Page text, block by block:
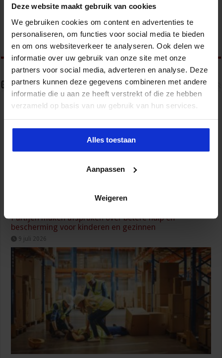
Deze website maakt gebruik van cookies
We gebruiken cookies om content en advertenties te
personaliseren, om functies voor social media te bieden
en om ons websiteverkeer te analyseren. Ook delen we
informatie over uw gebruik van onze site met onze
partners voor social media, adverteren en analyse. Deze
partners kunnen deze gegevens combineren met andere
informatie die u aan ze heeft verstrekt of die ze hebben
verzameld op basis van uw gebruik van hun services.
Alles toestaan
Aanpassen
Weigeren
Het Studiecentrum voor Bedrijf en Overheid (SBO)
congressen over o.a. onderwijs, veiligheid, milieu
& RO, zorg, bouw & infra en overheid.
Gerelateerde Artikelen
Partijen maken afspraken over betere hulp en
bescherming voor kinderen en gezinnen
9 juli 2026